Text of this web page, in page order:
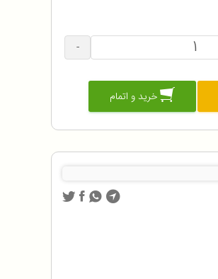
-
خرید و اتمام